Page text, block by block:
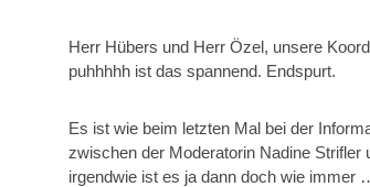
Herr Hübers und Herr Özel, unsere
puhhhhh ist das spannend. Endspurt.
Es ist wie beim letzten Mal bei der
zwischen der Moderatorin Nadine Strifler
irgendwie ist es ja dann doch wie immer